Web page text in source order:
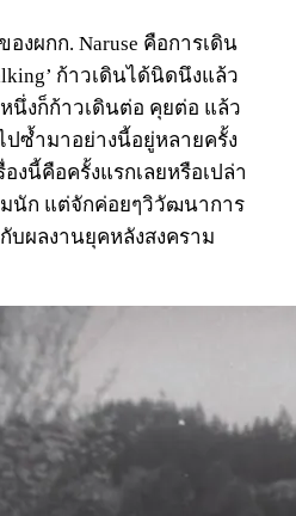
งผกก. Naruse คือการเดิน
ก้าวเดินได้นิดนึงแล้ว
งก็ก้าวเดินต่อ คุยต่อ แล้ว
ซ้ำมาอย่างนี้อยู่หลายครั้ง
งนี้คือครั้งแรกเลยหรือเปล่า
นัก แต่จักค่อยๆวิวัฒนาการ
บผลงานยุคหลังสงคราม